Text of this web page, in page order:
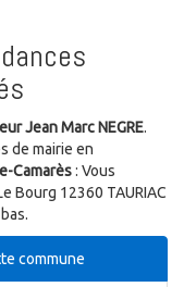
Jean Marc NEGRE.
de mairie en
Camarès: Vous
Bourg 12360 TAURIAC
commune